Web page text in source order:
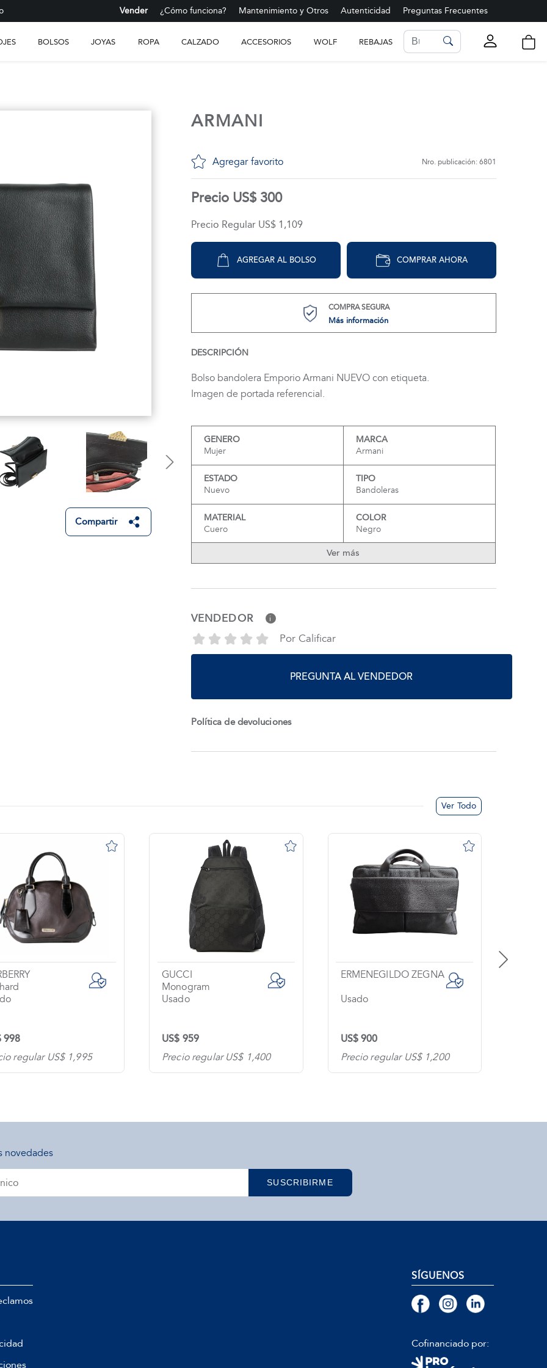
Vender ¿Cómo funciona? Mantenimiento y Otros Autenticidad Preguntas Frecuentes
BOLSOS JOYAS ROPA CALZADO ACCESORIOS WOLF REBAJAS
Compartir
ARMANI
Agregar favorito Nro. publicación: 6801
Precio US$ 300
Precio Regular US$ 1,109
AGREGAR AL BOLSO COMPRAR AHORA
COMPRA SEGURA
Más información
DESCRIPCIÓN
Bolso bandolera Emporio Armani NUEVO con etiqueta.
Imagen de portada referencial.
GENERO
Mujer
MARCA
Armani
ESTADO
Nuevo
TIPO
Bandoleras
MATERIAL
Cuero
COLOR
Negro
Ver más
VENDEDOR i
Por Calificar
PREGUNTA AL VENDEDOR
Política de devoluciones
Ver Todo
998
regular US$ 1,995
GUCCI
Monogram
Usado
US$ 959
Precio regular US$ 1,400
ERMENEGILDO ZEGNA
Usado
US$ 900
Precio regular US$ 1,200
novedades
SUSCRIBIRME
LISTA DE FAVORITOS
SÍGUENOS
Cofinanciado por: